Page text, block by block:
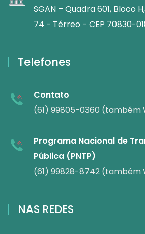
SGAN – Quadra 601, Bloco
74 - Térreo - CEP 70830-
Telefones
Contato
(61) 99805-0360 (também
Programa Nacional de
Pública (PNTP)
(61) 99828-8742 (também
NAS REDES